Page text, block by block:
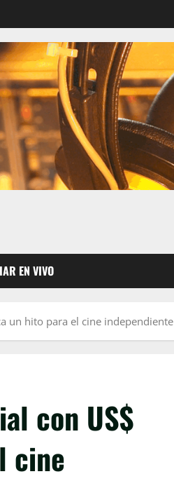
EN VIVO
un hito para el cine independiente
con US$
cine